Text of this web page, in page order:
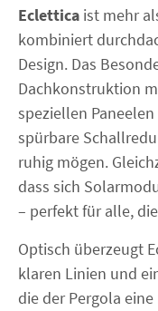
Eclettica ist mehr
kombiniert
Design. Das
Dachkonstruktion
speziellen
spürbare
ruhig mögen.
dass sich
– perfekt für alle,
Optisch überzeugt
klaren Linien und
die der Pergola